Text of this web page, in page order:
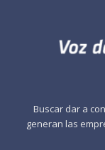
Buscar dar a
generan las